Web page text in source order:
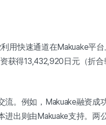
用快速通道在Makuake平台
获得13,432,920日元（折合
。例如，Makuake融资成
出则由Makuake支持。两